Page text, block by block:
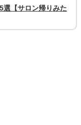
選【サロン帰りみた